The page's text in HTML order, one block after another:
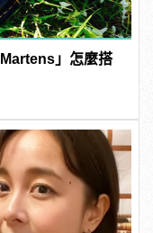
」怎麼搭